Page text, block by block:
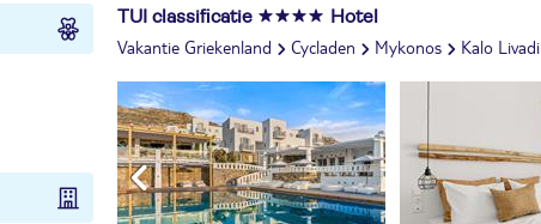
TUI classificatie Hotel
Vakantie Griekenland Cycladen Mykonos Kalo Livadi